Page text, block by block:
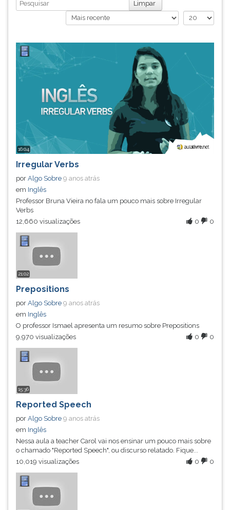
simulados
pausar
(primeira
esquerda
para
continuar
pressione
(primeira
menu
principal
pressione
Pressione
ouvir
instrução
novamente.
Limpar
16:04
Irregular Verbs
por Algo Sobre 9 anos atrás
em Inglês
Professor Bruna Vieira no fala um pouco mais sobre Irregular
Verbs
0
0
12,660 visualizações
21:02
Prepositions
por Algo Sobre 9 anos atrás
em Inglês
O professor Ismael apresenta um resumo sobre Prepositions
0
0
9,970 visualizações
15:36
Reported Speech
por Algo Sobre 9 anos atrás
em Inglês
Nessa aula a teacher Carol vai nos ensinar um pouco mais sobre
o chamado "Reported Speech", ou discurso relatado. Fique...
0
0
10,019 visualizações